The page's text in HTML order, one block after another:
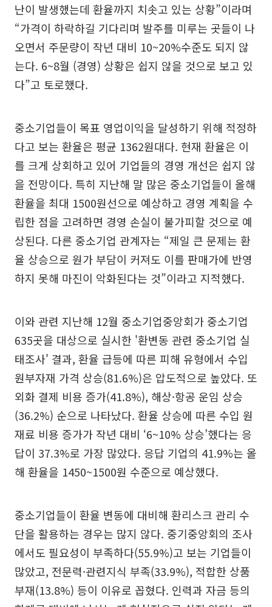
난이 발생했는데 환율까지 치솟고 있는 상황”이라며
“가격이 하락하길 기다리며 발주를 미루는 곳들이 나
오면서 주문량이 작년 대비 10~20%수준도 되지 않
는다. 6~8월 (경영) 상황은 쉽지 않을 것으로 보고 있
다”고 토로했다.
중소기업들이 목표 영업이익을 달성하기 위해 적정하
다고 보는 환율은 평균 1362원대다. 현재 환율은 이
를 크게 상회하고 있어 기업들의 경영 개선은 쉽지 않
을 전망이다. 특히 지난해 말 많은 중소기업들이 올해
환율을 최대 1500원선으로 예상하고 경영 계획을 수
립한 점을 고려하면 경영 손실이 불가피할 것으로 예
상된다. 다른 중소기업 관계자는 “제일 큰 문제는 환
율 상승으로 원가 부담이 커져도 이를 판매가에 반영
하지 못해 마진이 악화된다는 것”이라고 지적했다.
이와 관련 지난해 12월 중소기업중앙회가 중소기업
635곳을 대상으로 실시한 '환변동 관련 중소기업 실
태조사' 결과, 환율 급등에 따른 피해 유형에서 수입
원부자재 가격 상승(81.6%)은 압도적으로 높았다. 또
외화 결제 비용 증가(41.8%), 해상·항공 운임 상승
(36.2%) 순으로 나타났다. 환율 상승에 따른 수입 원
재료 비용 증가가 작년 대비 ‘6~10% 상승’했다는 응
답이 37.3%로 가장 많았다. 응답 기업의 41.9%는 올
해 환율을 1450~1500원 수준으로 예상했다.
중소기업들이 환율 변동에 대비해 환리스크 관리 수
단을 활용하는 경우는 많지 않다. 중기중앙회의 조사
에서도 필요성이 부족하다(55.9%)고 보는 기업들이
많았고, 전문력·관련지식 부족(33.9%), 적합한 상품
부재(13.8%) 등이 이유로 꼽혔다. 인력과 자금 등의